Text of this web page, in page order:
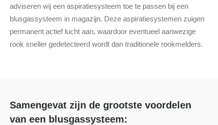
adviseren wij een aspiratiesysteem toe te passen bij een
blusgassysteem in magazijn. Deze aspiratiesystemen zuigen
permanent actief lucht aan, waardoor eventueel aanwezige
rook sneller gedetecteerd wordt dan traditionele rookmelders.
Samengevat zijn de grootste voordelen
van een blusgassysteem: